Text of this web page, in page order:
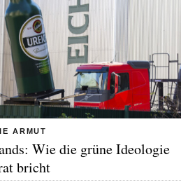
ARMUT
Wie die grüne Ideologie
bricht